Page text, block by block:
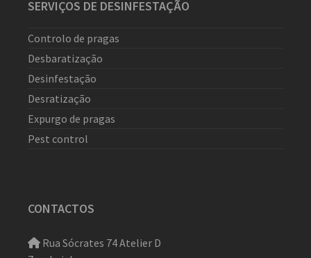
SERVIÇOS DE DESINFESTAÇÃO
Controlo de pragas
Desbaratização
Desinfestação
Desratização
Expurgo de pragas
Pest control
CONTACTOS
Rua Sócrates 74 Atelier D